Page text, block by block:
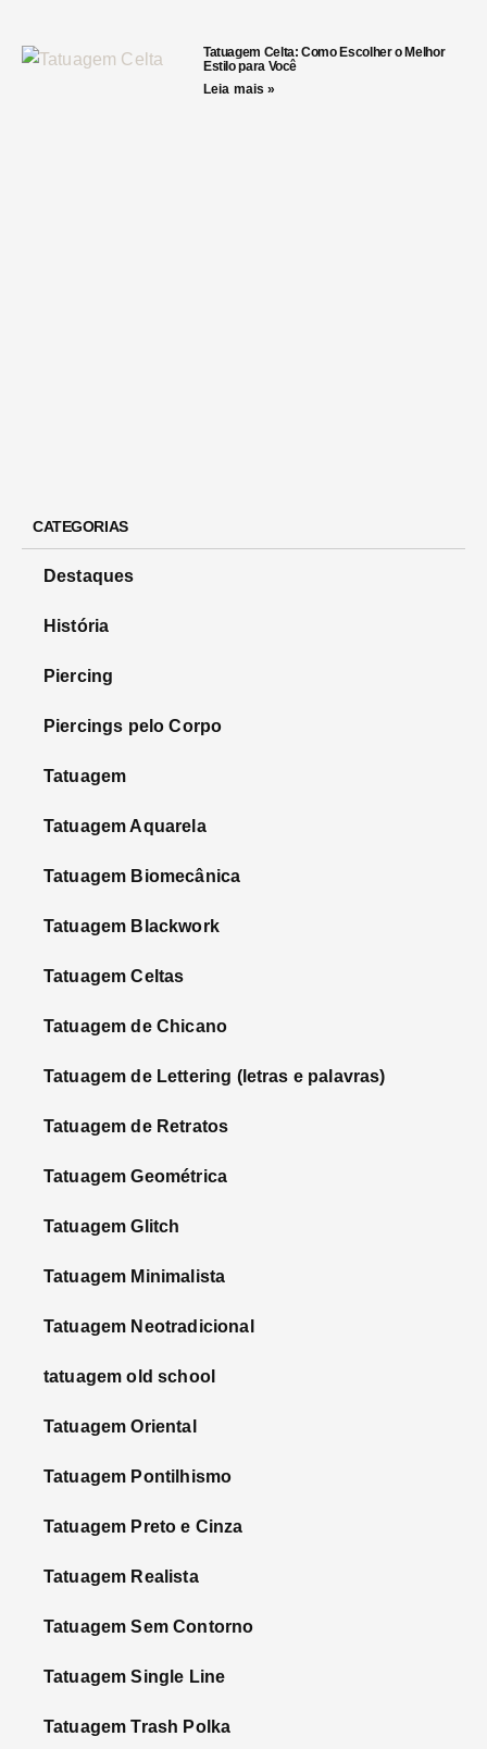
Tatuagem Celta: Como Escolher o Melhor
Estilo para Você
Leia mais »
CATEGORIAS
Destaques
História
Piercing
Piercings pelo Corpo
Tatuagem
Tatuagem Aquarela
Tatuagem Biomecânica
Tatuagem Blackwork
Tatuagem Celtas
Tatuagem de Chicano
Tatuagem de Lettering (letras e palavras)
Tatuagem de Retratos
Tatuagem Geométrica
Tatuagem Glitch
Tatuagem Minimalista
Tatuagem Neotradicional
tatuagem old school
Tatuagem Oriental
Tatuagem Pontilhismo
Tatuagem Preto e Cinza
Tatuagem Realista
Tatuagem Sem Contorno
Tatuagem Single Line
Tatuagem Trash Polka